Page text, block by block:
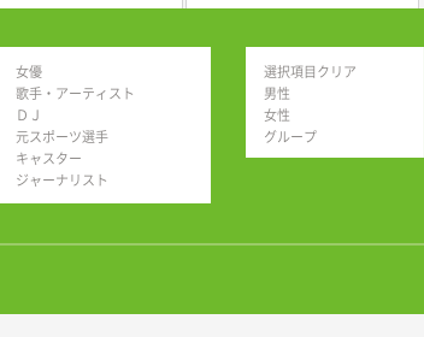
女優
歌手・アーティスト
ＤＪ
元スポーツ選手
キャスター
ジャーナリスト
選択項目クリア
男性
女性
グループ